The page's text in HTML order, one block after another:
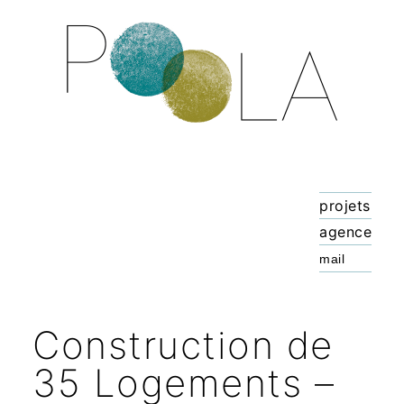
projets
agence
Construction de
35 Logements –